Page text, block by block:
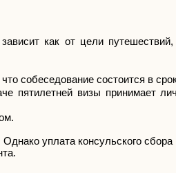
как от цели
собеседование состоится в
пятилетней визы принимает
уплата консульского сбора